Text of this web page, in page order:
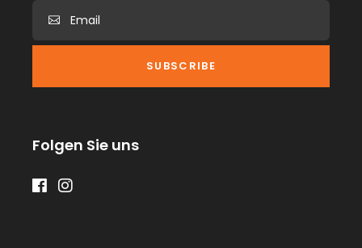
Folgen Sie uns